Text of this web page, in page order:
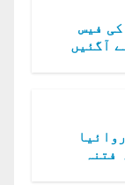
فیس
آگئیں
فتنہ